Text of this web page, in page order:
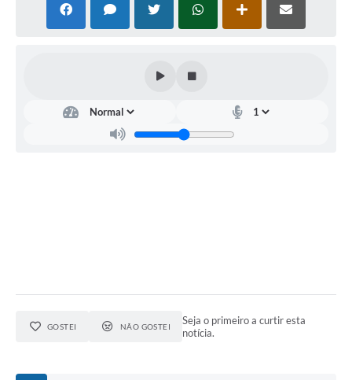
GOSTEI NÃO GOSTEI
Seja o primeiro a curtir esta
notícia.